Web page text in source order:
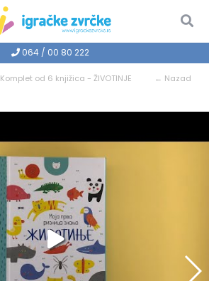
064 / 00 80 222
Komplet od 6 knjižica - ŽIVOTINJE ← Nazad